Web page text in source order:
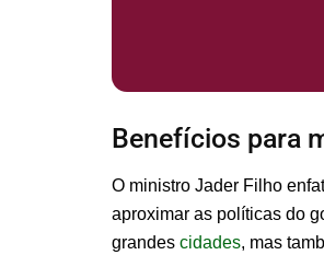
Benefícios para
O ministro Jader Filho
aproximar as políticas do
grandes cidades, mas